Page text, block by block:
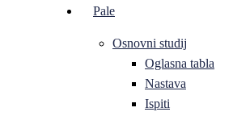
Pale
Osnovni studij
Oglasna tabla
Nastava
Ispiti